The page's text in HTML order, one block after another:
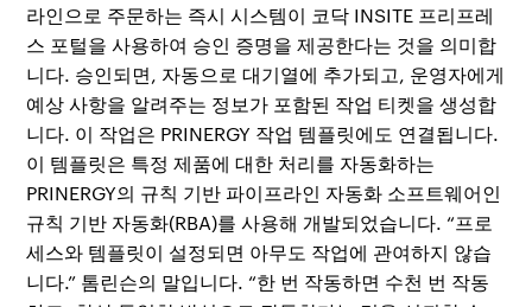
라인으로 주문하는 즉시 시스템이 코닥 INSITE 프리프레
스 포털을 사용하여 승인 증명을 제공한다는 것을 의미합
니다. 승인되면, 자동으로 대기열에 추가되고, 운영자에게
예상 사항을 알려주는 정보가 포함된 작업 티켓을 생성합
니다. 이 작업은 PRINERGY 작업 템플릿에도 연결됩니다.
이 템플릿은 특정 제품에 대한 처리를 자동화하는
PRINERGY의 규칙 기반 파이프라인 자동화 소프트웨어인
규칙 기반 자동화(RBA)를 사용해 개발되었습니다. “프로
세스와 템플릿이 설정되면 아무도 작업에 관여하지 않습
니다.” 톰린슨의 말입니다. “한 번 작동하면 수천 번 작동